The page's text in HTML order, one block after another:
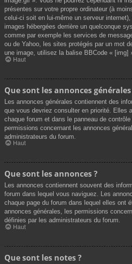
présentes sur votre propre ordinateur (à
celui-ci soit en lui-même un serveur
images hébergées derrière un quelconque
comme par exemple les services de
ou de Yahoo, les sites protégés par un mot
une image, utilisez la balise BBCode « [img]
Haut
Que sont les annonces générales
Les annonces générales contiennent des
que vous devriez consulter en priorité. Elles
chaque forum et dans le panneau de contrôle
permissions concernant les annonces
administrateurs du forum.
Haut
Que sont les annonces ?
Les annonces contiennent souvent des
forum dans lequel vous naviguez. Les
chaque page du forum dans lequel elles ont
annonces générales, les permissions
définies par les administrateurs du forum.
Haut
Que sont les notes ?